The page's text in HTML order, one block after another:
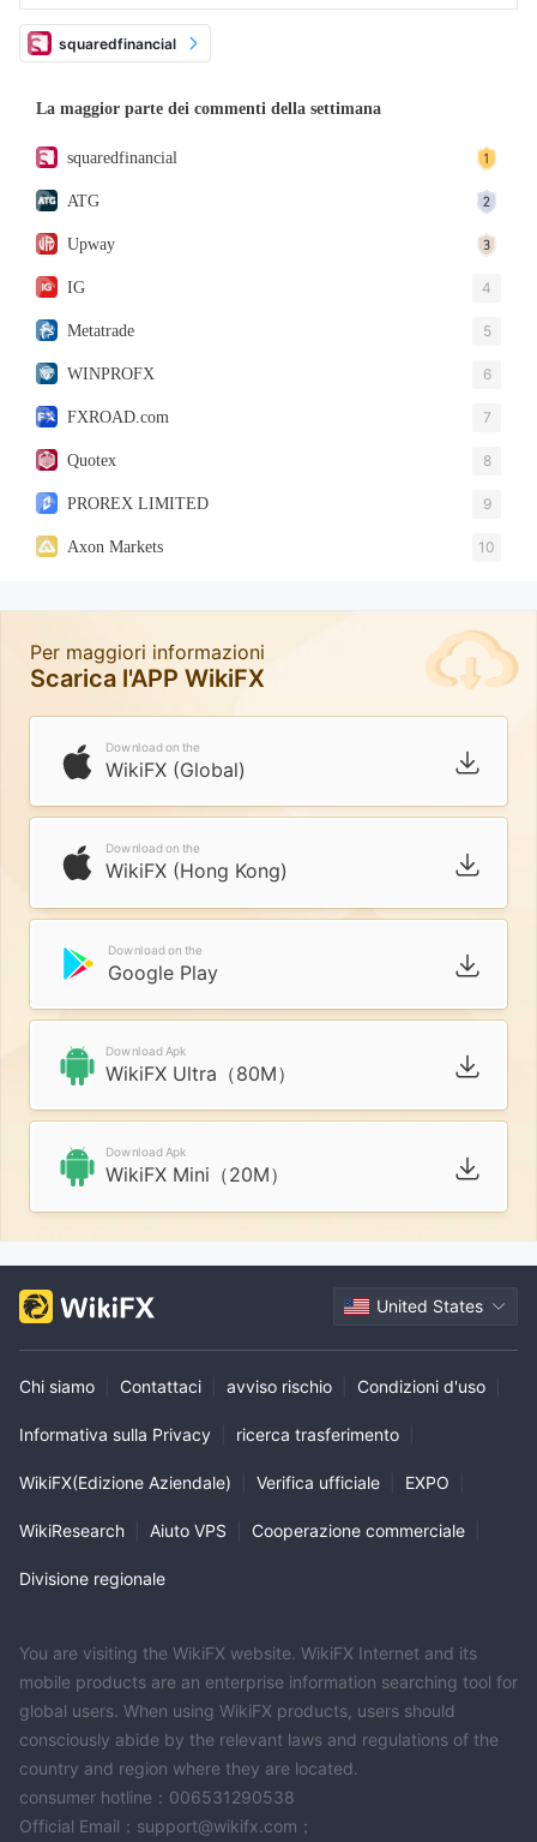
ono passati due giorni dall'ultima volta che li ho contattat
i e il mercato non ha ancora aperto.
squaredfinancial
La maggior parte dei commenti della settimana
squaredfinancial
ATG
Upway
IG 4
Metatrade 5
WINPROFX 6
FXROAD.com 7
Quotex 8
PROREX LIMITED 9
Axon Markets 10
Per maggiori informazioni
Scarica l'APP WikiFX
Download on the
WikiFX (Global)
Download on the
WikiFX (Hong Kong)
Download on the
Google Play
Download Apk
WikiFX Ultra（80M）
Download Apk
WikiFX Mini（20M）
United States
Chi siamo Contattaci avviso rischio Condizioni d'uso
Informativa sulla Privacy ricerca trasferimento
WikiFX(Edizione Aziendale) Verifica ufficiale EXPO
WikiResearch Aiuto VPS Cooperazione commerciale
Divisione regionale
You are visiting the WikiFX website. WikiFX Internet and its
mobile products are an enterprise information searching tool for
global users. When using WikiFX products, users should
consciously abide by the relevant laws and regulations of the
country and region where they are located.
consumer hotline：006531290538
Official Email：support@wikifx.com；